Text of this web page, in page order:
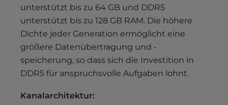
unterstützt bis zu 64 GB und DDR5
unterstützt bis zu 128 GB RAM. Die höhere
Dichte jeder Generation ermöglicht eine
größere Datenübertragung und -
speicherung, so dass sich die Investition in
DDR5 für anspruchsvolle Aufgaben lohnt.
Kanalarchitektur: